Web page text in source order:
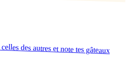
des autres et note tes gâteaux